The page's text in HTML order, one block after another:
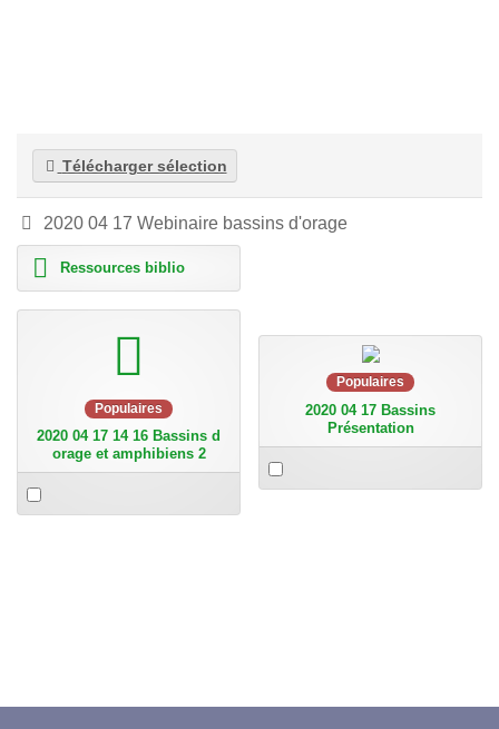
Télécharger sélection
Image
2020 04 17 Webinaire bassins d'orage
D
s
Ressources biblio
Populaires
2020 04 17 14 16 Bassins d
orage et amphibiens 2
an
Populaires
2020 04 17 Bassins
Présentation
an